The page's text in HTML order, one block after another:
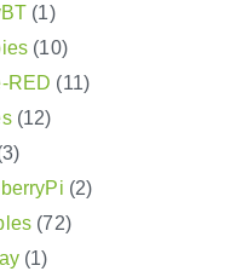
(1)
(10)
RED (11)
(12)
(2)
(72)
(1)